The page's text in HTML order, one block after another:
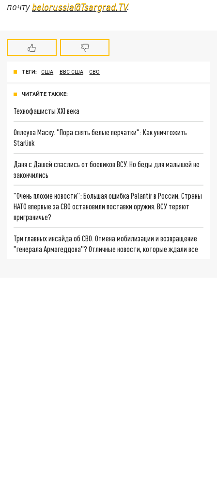
почту belorussia@Tsargrad.TV.
ТЕГИ: США ВВС США СВО
ЧИТАЙТЕ ТАКЖЕ:
Технофашисты XXI века
Оплеуха Маску. "Пора снять белые перчатки": Как уничтожить
Starlink
Даня с Дашей спаслись от боевиков ВСУ. Но беды для малышей не
закончились
"Очень плохие новости": Большая ошибка Palantir в России. Страны
НАТО впервые за СВО остановили поставки оружия. ВСУ теряют
приграничье?
Три главных инсайда об СВО. Отмена мобилизации и возвращение
"генерала Армагеддона"? Отличные новости, которые ждали все